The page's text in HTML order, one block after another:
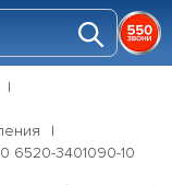
6520-3401090-10